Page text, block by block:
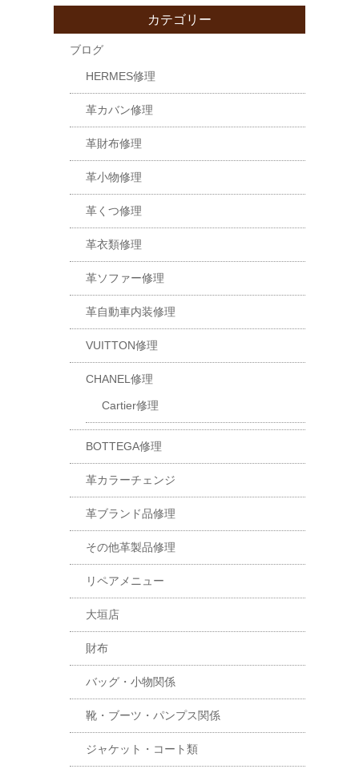
カテゴリー
ブログ
HERMES修理
革カバン修理
革財布修理
革小物修理
革くつ修理
革衣類修理
革ソファー修理
革自動車内装修理
VUITTON修理
CHANEL修理
Cartier修理
BOTTEGA修理
革カラーチェンジ
革ブランド品修理
その他革製品修理
リペアメニュー
大垣店
財布
バッグ・小物関係
靴・ブーツ・パンプス関係
ジャケット・コート類